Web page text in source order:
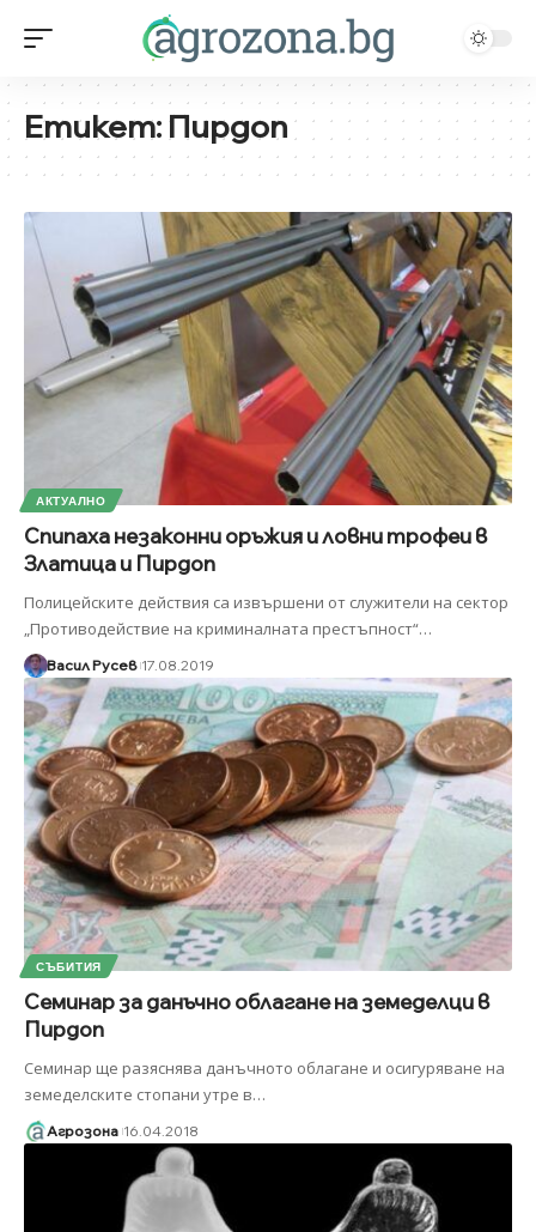
Етикет:Пирдоп
АКТУАЛНО
Спипаха незаконни оръжия и ловни трофеи в
Златица и Пирдоп
Полицейските действия са извършени от служители на сектор
„Противодействие на криминалната престъпност“…
Васил Русев 17.08.2019
СЪБИТИЯ
Семинар за данъчно облагане на земеделци в
Пирдоп
Семинар ще разяснява данъчното облагане и осигуряване на
земеделските стопани утре в…
Агрозона 16.04.2018